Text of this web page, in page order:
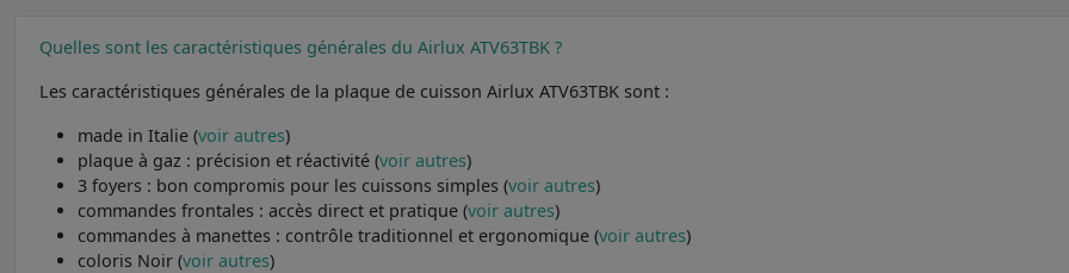
Quelles sont les caractéristiques générales du Airlux ATV63TBK ?
Les caractéristiques générales de la plaque de cuisson Airlux ATV63TBK sont :
made in Italie (voir autres)
plaque à gaz : précision et réactivité (voir autres)
3 foyers : bon compromis pour les cuissons simples (voir autres)
commandes frontales : accès direct et pratique (voir autres)
commandes à manettes : contrôle traditionnel et ergonomique (voir autres)
coloris Noir (voir autres)